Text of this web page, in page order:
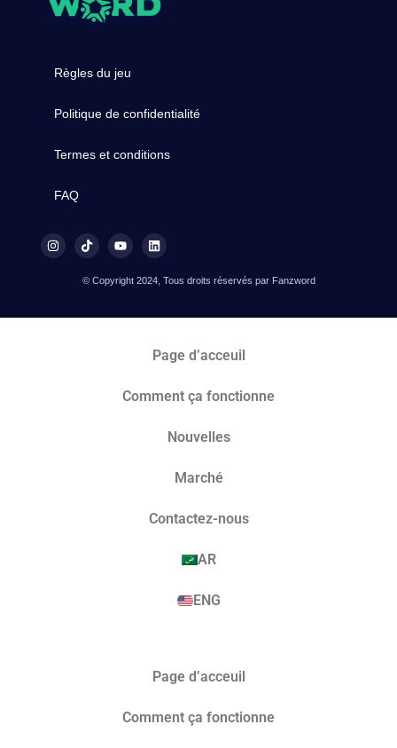
Règles du jeu
Politique de confidentialité
Termes et conditions
FAQ
© Copyright 2024, Tous droits réservés par Fanzword
Page d’acceuil
Comment ça fonctionne
Nouvelles
Marché​
Contactez-nous
AR
ENG
Page d’acceuil
Comment ça fonctionne